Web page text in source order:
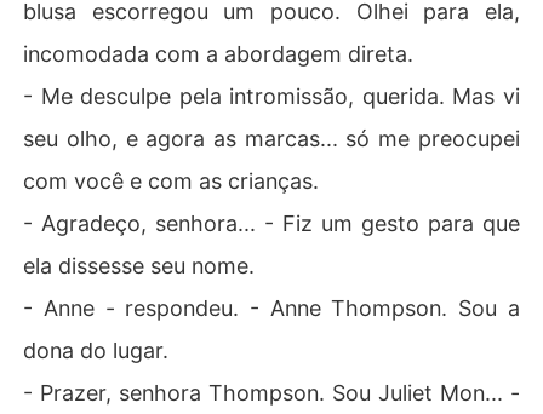
blusa escorregou um pouco. Olhei para ela,
incomodada com a abordagem direta.
- Me desculpe pela intromissão, querida. Mas vi
seu olho, e agora as marcas... só me preocupei
com você e com as crianças.
- Agradeço, senhora... - Fiz um gesto para que
ela dissesse seu nome.
- Anne - respondeu. - Anne Thompson. Sou a
dona do lugar.
- Prazer, senhora Thompson. Sou Juliet Mon... -